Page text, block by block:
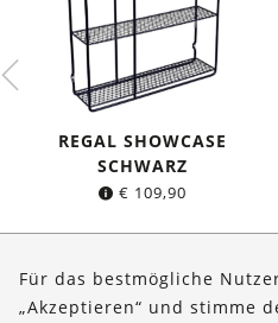
REGAL SHOWCASE
SCHWARZ
€ 109,90
Für das bestmögliche
„Akzeptieren“ und stimme